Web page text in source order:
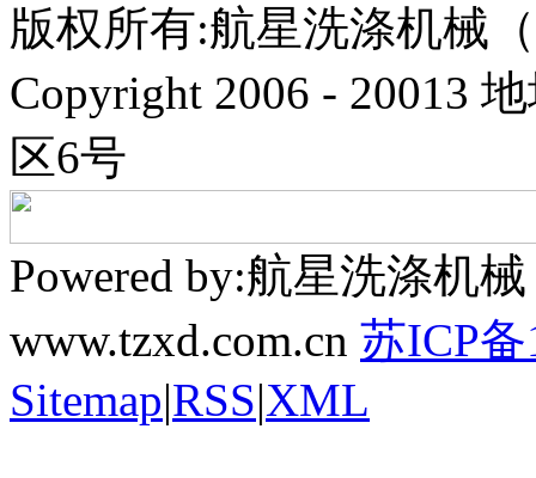
版权所有:航星洗涤机械
Copyright 2006 - 20013
区6号
Powered by:航星洗涤机
www.tzxd.com.cn 苏ICP
Sitemap|RSS|XML